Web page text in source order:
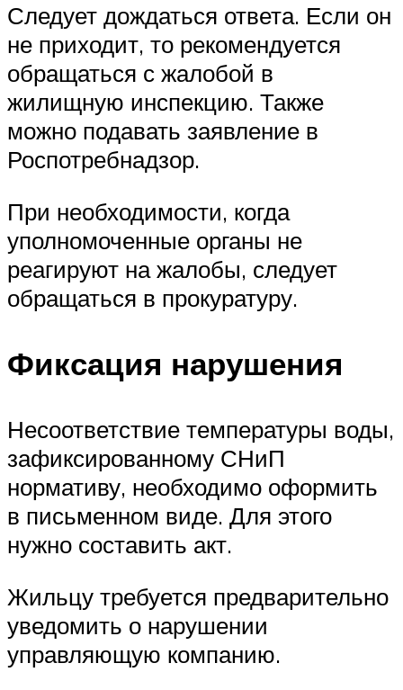
Следует дождаться ответа. Если он
не приходит, то рекомендуется
обращаться с жалобой в
жилищную инспекцию. Также
можно подавать заявление в
Роспотребнадзор.
При необходимости, когда
уполномоченные органы не
реагируют на жалобы, следует
обращаться в прокуратуру.
Фиксация нарушения
Несоответствие температуры воды,
зафиксированному СНиП
нормативу, необходимо оформить
в письменном виде. Для этого
нужно составить акт.
Жильцу требуется предварительно
уведомить о нарушении
управляющую компанию.